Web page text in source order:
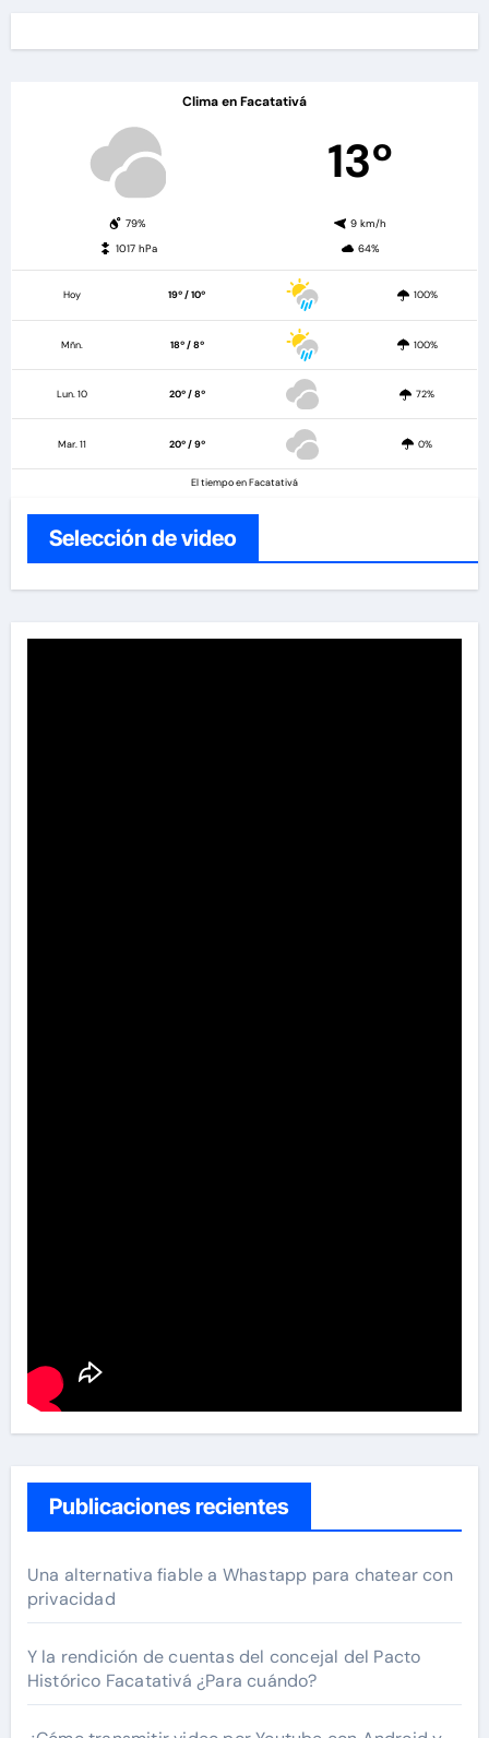
Clima en Facatativá
13º
79%
9 km/h
1017 hPa
64%
Hoy 19º / 10º 100%
Mñn. 18º / 8º 100%
Lun. 10 20º / 8º 72%
Mar. 11 20º / 9º 0%
El tiempo en Facatativá
Selección de video
Publicaciones recientes
Una alternativa fiable a Whastapp para chatear con
privacidad
Y la rendición de cuentas del concejal del Pacto
Histórico Facatativá ¿Para cuándo?